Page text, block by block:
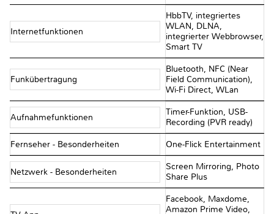
Internetfunktionen
HbbTV, integriertes
WLAN, DLNA,
integrierter Webbrowser,
Smart TV
Funkübertragung
Bluetooth, NFC (Near
Field Communication),
Wi-Fi Direct, WLan
Aufnahmefunktionen
Timer-Funktion, USB-
Recording (PVR ready)
Fernseher - Besonderheiten One-Flick Entertainment
Netzwerk - Besonderheiten
Screen Mirroring, Photo
Share Plus
Facebook, Maxdome,
Amazon Prime Video,